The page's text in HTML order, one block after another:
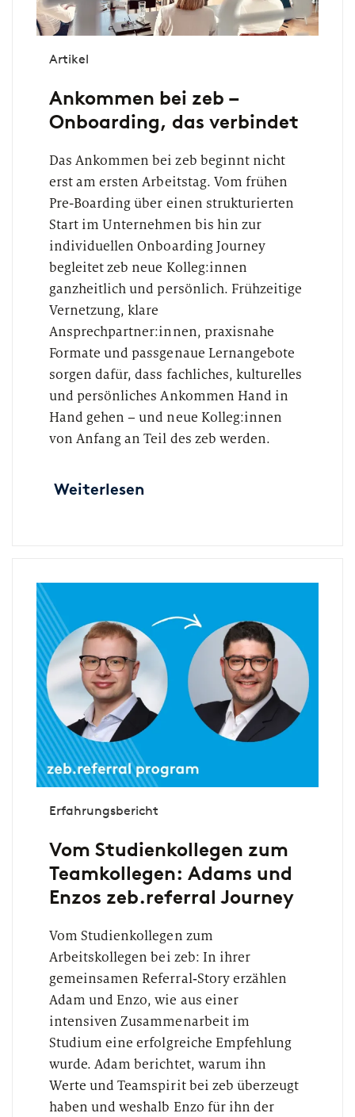
Artikel
Ankommen bei zeb –
Onboarding, das verbindet
Das Ankommen bei zeb beginnt nicht
erst am ersten Arbeitstag. Vom frühen
Pre-Boarding über einen strukturierten
Start im Unternehmen bis hin zur
individuellen Onboarding Journey
begleitet zeb neue Kolleg:innen
ganzheitlich und persönlich. Frühzeitige
Vernetzung, klare
Ansprechpartner:innen, praxisnahe
Formate und passgenaue Lernangebote
sorgen dafür, dass fachliches, kulturelles
und persönliches Ankommen Hand in
Hand gehen – und neue Kolleg:innen
von Anfang an Teil des zeb werden.
Weiterlesen
Erfahrungsbericht
Vom Studienkollegen zum
Teamkollegen: Adams und
Enzos zeb.referral Journey
Vom Studienkollegen zum
Arbeitskollegen bei zeb: In ihrer
gemeinsamen Referral‑Story erzählen
Adam und Enzo, wie aus einer
intensiven Zusammenarbeit im
Studium eine erfolgreiche Empfehlung
wurde. Adam berichtet, warum ihn
Werte und Teamspirit bei zeb überzeugt
haben und weshalb Enzo für ihn der